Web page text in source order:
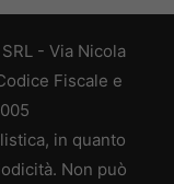
- Via Nicola
Fiscale e
in quanto
Non può